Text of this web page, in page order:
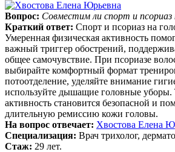
Вопрос: Совместим ли спорт и псориаз
Краткий ответ: Спорт и псориаз на
Умеренная физическая активность
важный триггер обострений,
общее самочувствие. При псориазе
выбирайте комфортный формат
потоотделение, уделяйте внимание
используйте дышащие головные уборы.
активность становится безопасной и
длительную ремиссию кожи головы.
На вопрос отвечает: Хвостова Елена
Специализация: Врач трихолог,
Стаж: 29 лет.